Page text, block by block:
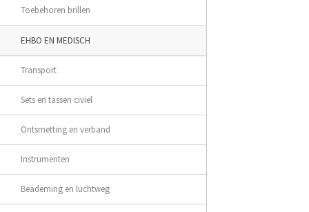
Toebehoren brillen
EHBO EN MEDISCH
Transport
Sets en tassen civiel
Ontsmetting en verband
Instrumenten
Beademing en luchtweg